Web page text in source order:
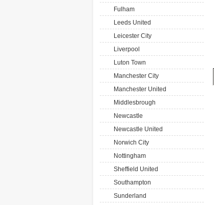
Fulham
Leeds United
Leicester City
Liverpool
Luton Town
Manchester City
Manchester United
Middlesbrough
Newcastle
Newcastle United
Norwich City
Nottingham
Sheffield United
Southampton
Sunderland